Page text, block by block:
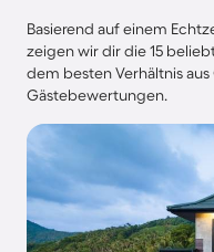
Basierend auf einem
zeigen wir dir die 15
dem besten Verhältnis aus
Gästebewertungen.